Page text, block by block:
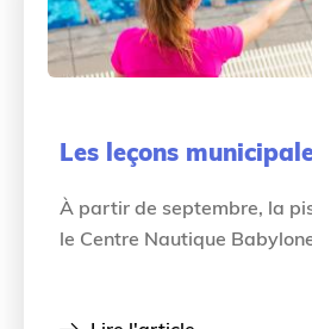
Les leçons
À partir de septembre, la
le Centre Nautique